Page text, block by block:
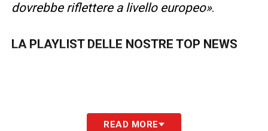
dovrebbe riflettere a livello europeo».
LA PLAYLIST DELLE NOSTRE TOP NEWS
READ MORE